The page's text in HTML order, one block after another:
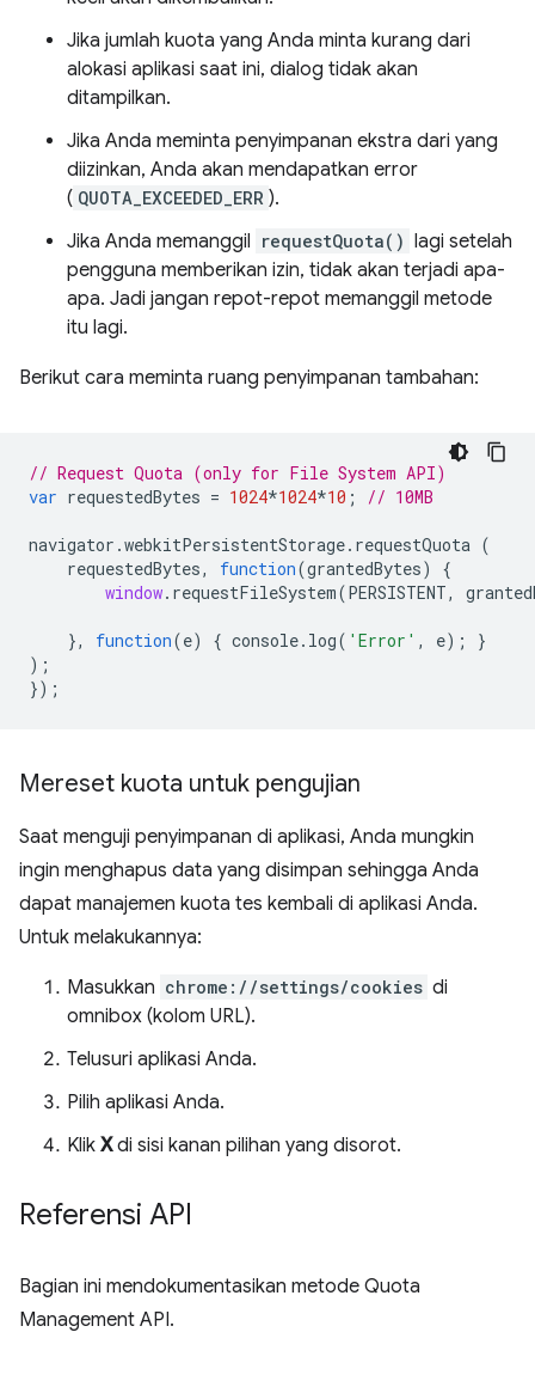
Jika jumlah kuota yang Anda minta kurang dari
alokasi aplikasi saat ini, dialog tidak akan
ditampilkan.
Jika Anda meminta penyimpanan ekstra dari yang
diizinkan, Anda akan mendapatkan error
( QUOTA_EXCEEDED_ERR ).
Jika Anda memanggil requestQuota() lagi setelah
pengguna memberikan izin, tidak akan terjadi apa-
apa. Jadi jangan repot-repot memanggil metode
itu lagi.
Berikut cara meminta ruang penyimpanan tambahan:
// Request Quota (only for File System API)
var requestedBytes = 1024*1024*10 ; // 10MB
navigator .webkitPersistentStorage. requestQuota (
requestedBytes, function(grantedBytes)
{
window. requestFileSystem(PERSISTENT,
}, function(e) { console. log( 'Error' , e);
}
);
});
Mereset kuota untuk pengujian
Saat menguji penyimpanan di aplikasi, Anda mungkin
ingin menghapus data yang disimpan sehingga Anda
dapat manajemen kuota tes kembali di aplikasi Anda.
Untuk melakukannya:
Masukkan chrome://settings/cookies di
omnibox (kolom URL).
Telusuri aplikasi Anda.
Pilih aplikasi Anda.
Klik Xdi sisi kanan pilihan yang disorot.
Referensi API
Bagian ini mendokumentasikan metode Quota
Management API.